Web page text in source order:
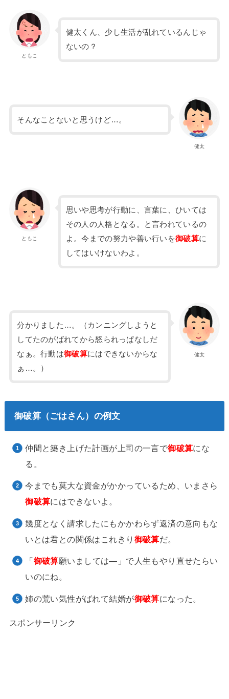
ともこ
健太くん、少し生活が乱れているんじゃ
ないの？
健太
そんなことないと思うけど…。
ともこ
思いや思考が行動に、言葉に、ひいては
その人の人格となる。と言われているの
よ。今までの努力や善い行いを御破算に
してはいけないわよ。
健太
分かりました…。（カンニングしようと
してたのがばれてから怒られっぱなしだ
なぁ。行動は御破算にはできないからな
ぁ…。）
御破算（ごはさん）の例文
仲間と築き上げた計画が上司の一言で御破算にな
る。
今までも莫大な資金がかかっているため、いまさら
御破算にはできないよ。
幾度となく請求したにもかかわらず返済の意向もな
いとは君との関係はこれきり 御破算だ。
「御破算願いましては―」で人生もやり直せたらい
いのにね。
姉の荒い気性がばれて結婚が御破算になった。
スポンサーリンク